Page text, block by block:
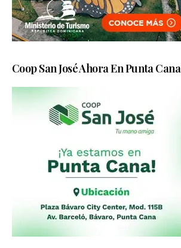
Coop San José Ahora En Punta Cana